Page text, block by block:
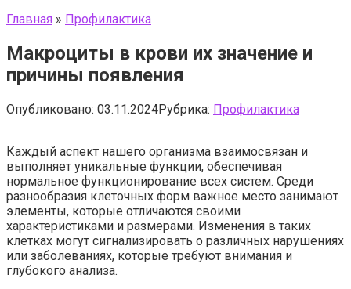
Главная » Профилактика
Макроциты в крови их значение и
причины появления
Опубликовано: 03.11.2024Рубрика: Профилактика
Каждый аспект нашего организма взаимосвязан и
выполняет уникальные функции, обеспечивая
нормальное функционирование всех систем. Среди
разнообразия клеточных форм важное место занимают
элементы, которые отличаются своими
характеристиками и размерами. Изменения в таких
клетках могут сигнализировать о различных нарушениях
или заболеваниях, которые требуют внимания и
глубокого анализа.